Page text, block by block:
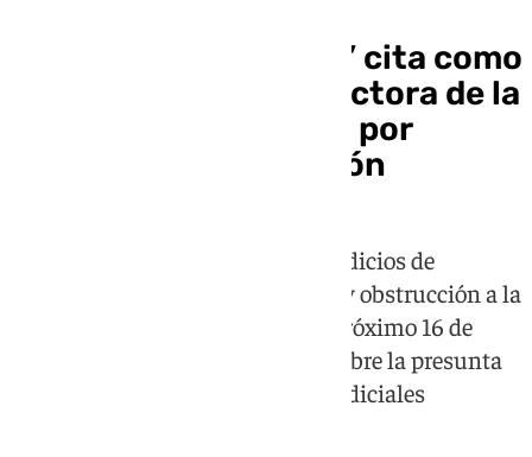
El juez del ‘caso Leire’ cita como
investigados a la directora de la
Guardia Civil y al DAO por
presunta prevaricación
La Audiencia Nacional aprecia indicios de
posibles delitos de prevaricación y obstrucción a la
justicia y les llama a declarar el próximo 16 de
julio dentro de la investigación sobre la presunta
trama para interferir en causas judiciales